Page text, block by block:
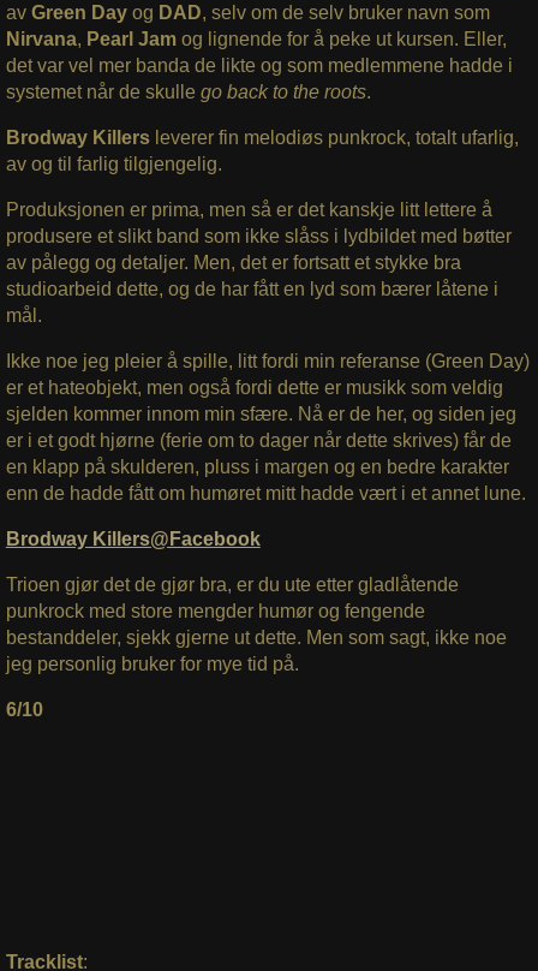
avGreen Dayog DAD, selv om de selv bruker navn som
Nirvana, Pearl Jamog lignende for å peke ut kursen. Eller,
det var vel mer banda de likte og som medlemmene hadde i
systemet når de skulle go back to the roots.
Brodway Killersleverer fin melodiøs punkrock, totalt ufarlig,
av og til farlig tilgjengelig.
Produksjonen er prima, men så er det kanskje litt lettere å
produsere et slikt band som ikke slåss i lydbildet med bøtter
av pålegg og detaljer. Men, det er fortsatt et stykke bra
studioarbeid dette, og de har fått en lyd som bærer låtene i
mål.
Ikke noe jeg pleier å spille, litt fordi min referanse (Green Day)
er et hateobjekt, men også fordi dette er musikk som veldig
sjelden kommer innom min sfære. Nå er de her, og siden jeg
er i et godt hjørne (ferie om to dager når dette skrives) får de
en klapp på skulderen, pluss i margen og en bedre karakter
enn de hadde fått om humøret mitt hadde vært i et annet lune.
Brodway Killers@Facebook
Trioen gjør det de gjør bra, er du ute etter gladlåtende
punkrock med store mengder humør og fengende
bestanddeler, sjekk gjerne ut dette. Men som sagt, ikke noe
jeg personlig bruker for mye tid på.
6/10
Tracklist: